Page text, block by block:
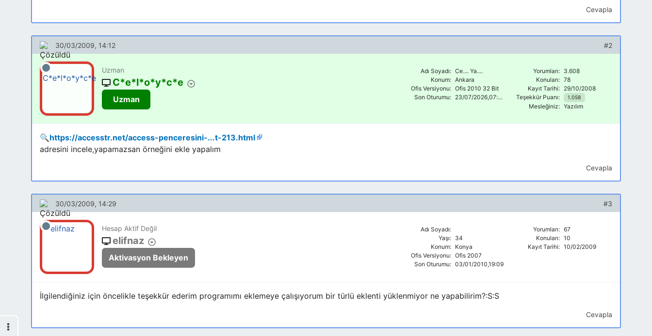
Cevapla
30/03/2009, 14:12 #2
Uzman
C*e*l*o*y*c*e
Uzman
Adı Soyadı: Ce.... Ya....
Konum: Ankara
Ofis Versiyonu: Ofis 2010 32 Bit
Son Oturumu:
23/07/2026,07:57
Yorumları: 3.608
Konuları: 78
Kayıt Tarihi: 29/10/2008
Teşekkür Puanı:
1.058
Mesleğiniz: Yazılım
🔍 https://accesstr.net/access-penceresini-...t-213.html
adresini incele,yapamazsan örneğini ekle yapalım
Cevapla
30/03/2009, 14:29 #3
Hesap Aktif Değil
elifnaz
Aktivasyon Bekleyen
Adı Soyadı:
Yaşı: 34
Konum: Konya
Ofis Versiyonu: Ofis 2007
Son Oturumu: 03/01/2010,19:09
Yorumları: 67
Konuları: 10
Kayıt Tarihi: 10/02/2009
İlgilendiğiniz için öncelikle teşekkür ederim programımı eklemeye çalışıyorum bir türlü eklenti yüklenmiyor ne yapabilirim?:S:S
Cevapla